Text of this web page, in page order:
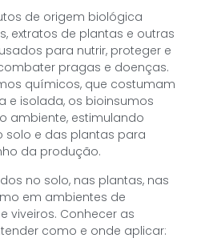
de origem biológica
extratos de plantas e outras
para nutrir, proteger e
pragas e doenças.
químicos, que costumam
e isolada, os bioinsumos
ambiente, estimulando
solo e das plantas para
da produção.
no solo, nas plantas, nas
em ambientes de
viveiros. Conhecer as
como e onde aplicar: